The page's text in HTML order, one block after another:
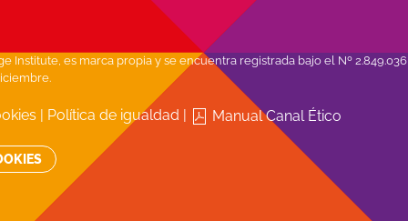
Institute, es marca propia y se encuentra registrada bajo el Nº
Política de igualdad Manual Canal Ético